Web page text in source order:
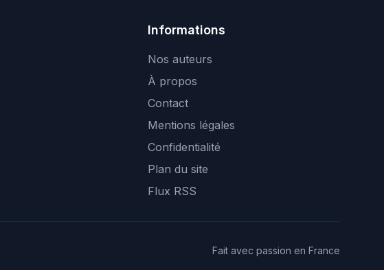
Informations
Nos auteurs
À propos
Contact
Mentions légales
Confidentialité
Plan du site
Flux RSS
Fait avec passion en France